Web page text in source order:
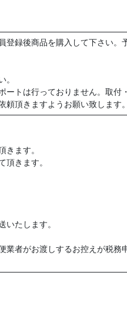
登録後商品を購入して下さい。
。
ートは行っておりません。取付
頂きますようお願い致します。
きます。
きます。
いたします。
者がお渡しするお控えが税務